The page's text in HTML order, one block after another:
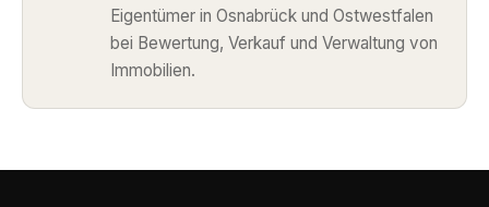
Eigentümer in Osnabrück und Ostwestfalen
bei Bewertung, Verkauf und Verwaltung von
Immobilien.